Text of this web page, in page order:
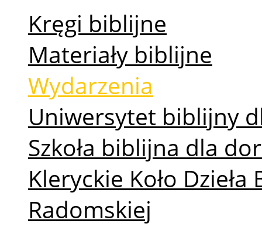
Kręgi biblijne
Materiały biblijne
Wydarzenia
Uniwersytet biblijny
Szkoła biblijna dla
Kleryckie Koło
Radomskiej